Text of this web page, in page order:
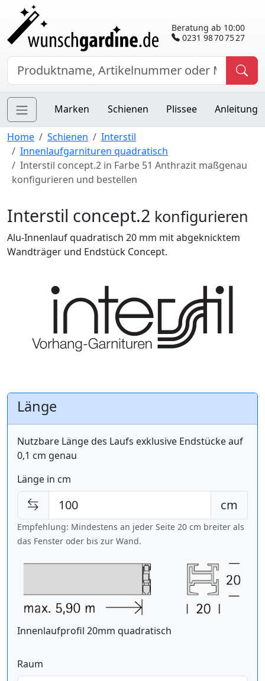
Beratung ab 10:00
0231 98 70 75 27
Marken Schienen Plissee Anleitung
Home Schienen
Interstil
Innenlaufgarnituren quadratisch
Interstil concept.2 in Farbe 51 Anthrazit maßgenau
konfigurieren und bestellen
Interstil concept.2 konfigurieren
Alu-Innenlauf quadratisch 20 mm mit abgeknicktem
Wandträger und Endstück Concept.
Länge
Nutzbare Länge des Laufs exklusive Endstücke auf
0,1 cm genau
Länge in cm
cm
Empfehlung: Mindestens an jeder Seite 20 cm breiter als
das Fenster oder bis zur Wand.
Innenlaufprofil 20mm quadratisch
Raum